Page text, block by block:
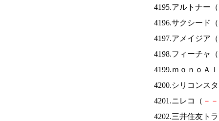
4195.アルトナー（
4196.サクシード（
4197.アメイジア（
4198.フィーチャ（
4199.ｍｏｎｏＡ
4200.シリコンス
4201.ニレコ（ － －
4202.三井住友ト